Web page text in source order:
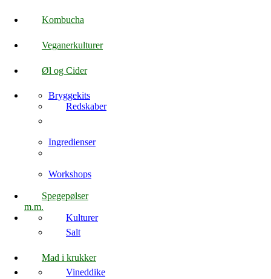
Kombucha
Veganerkulturer
Øl og Cider
Bryggekits
Redskaber
Ingredienser
Workshops
Spegepølser
m.m.
Kulturer
Salt
Mad i krukker
Vineddike